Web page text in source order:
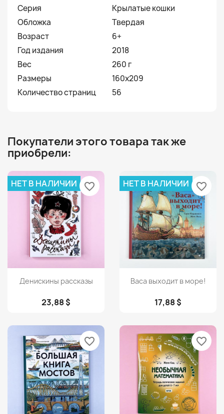
Серия
Крылатые кошки
Обложка
Твердая
Возраст
6+
Год издания
2018
Вес
260 г
Размеры
160x209
Количество страниц
56
Покупатели этого товара так же
приобрели:
Просмотр
Денискины рассказы
23,88 $
НЕТ В НАЛИЧИИ favorite_border
Просмотр
Васа выходит в море!
17,88 $
НЕТ В НАЛИЧИИ favorite_border
favorite_border favorite_border